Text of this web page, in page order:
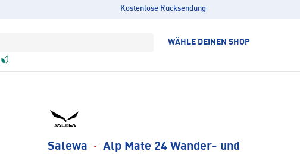
Kostenlose Rücksendung
WÄHLE DEINEN SHOP
Salewa · Alp Mate 24 Wander- und